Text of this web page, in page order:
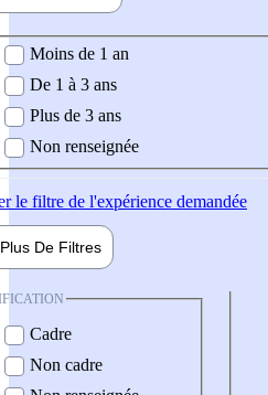
demandée
Moins de 1 an
De 1 à 3 ans
Plus de 3 ans
Non renseignée
le filtre de l'expérience demandée
Plus De Filtres
Cadre
Non cadre